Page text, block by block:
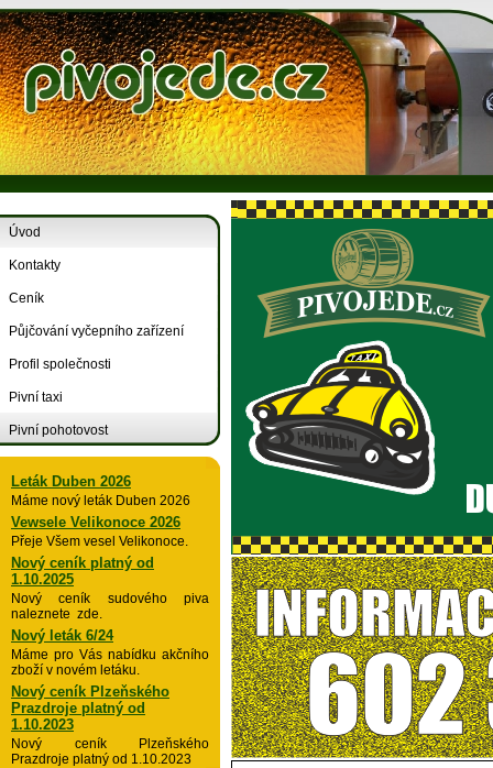
Úvod
Kontakty
Ceník
Půjčování vyčepního zařízení
Profil společnosti
Pivní taxi
Pivní pohotovost
Leták Duben 2026
Máme nový leták Duben 2026
Vewsele Velikonoce 2026
Přeje Všem vesel Velikonoce.
Nový ceník platný od
1.10.2025
Nový ceník sudového piva
naleznete zde.
Nový leták 6/24
Máme pro Vás nabídku akčního
zboží v novém letáku.
Nový ceník Plzeňského
Prazdroje platný od
1.10.2023
Nový ceník Plzeňského
Prazdroje platný od 1.10.2023